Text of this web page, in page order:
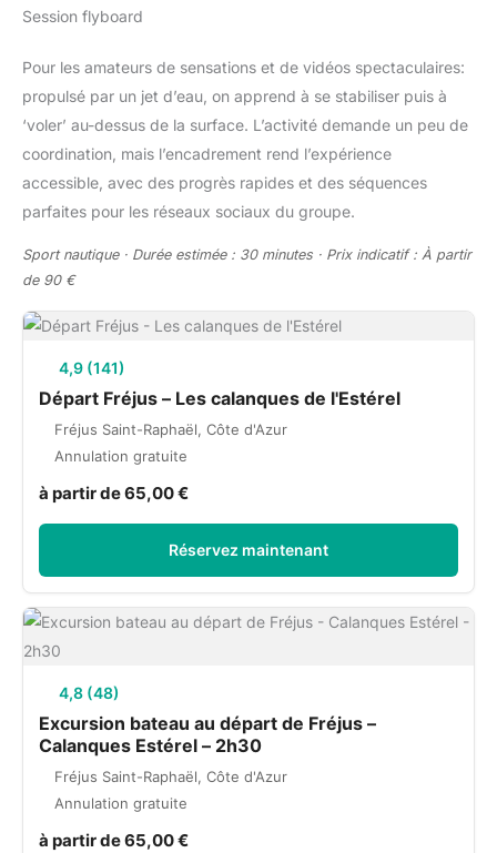
Session flyboard
Pour les amateurs de sensations et de vidéos spectaculaires:
propulsé par un jet d’eau, on apprend à se stabiliser puis à
‘voler’ au-dessus de la surface. L’activité demande un peu de
coordination, mais l’encadrement rend l’expérience
accessible, avec des progrès rapides et des séquences
parfaites pour les réseaux sociaux du groupe.
Sport nautique · Durée estimée : 30 minutes · Prix indicatif : À partir
de 90 €
4,9 (141)
Départ Fréjus – Les calanques de l'Estérel
Fréjus Saint-Raphaël, Côte d'Azur
Annulation gratuite
à partir de 65,00 €
Réservez maintenant
4,8 (48)
Excursion bateau au départ de Fréjus –
Calanques Estérel – 2h30
Fréjus Saint-Raphaël, Côte d'Azur
Annulation gratuite
à partir de 65,00 €